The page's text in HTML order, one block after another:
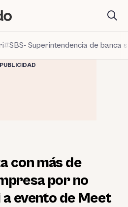
SBS- Superintendencia de banca
PUBLICIDAD
con más de
por no
evento de Meet